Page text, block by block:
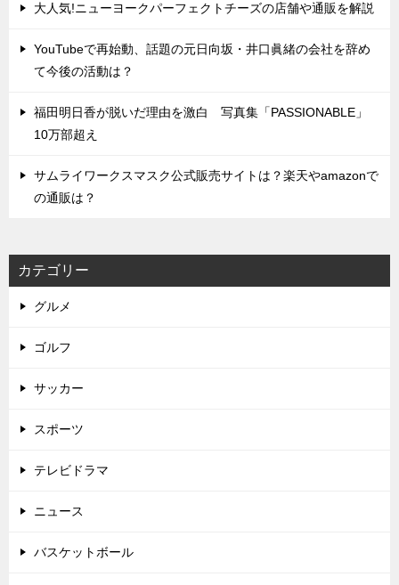
大人気!ニューヨークパーフェクトチーズの店舗や通販を解説
YouTubeで再始動、話題の元日向坂・井口眞緒の会社を辞め
て今後の活動は？
福田明日香が脱いだ理由を激白 写真集「PASSIONABLE」
10万部超え
サムライワークスマスク公式販売サイトは？楽天やamazonで
の通販は？
カテゴリー
グルメ
ゴルフ
サッカー
スポーツ
テレビドラマ
ニュース
バスケットボール